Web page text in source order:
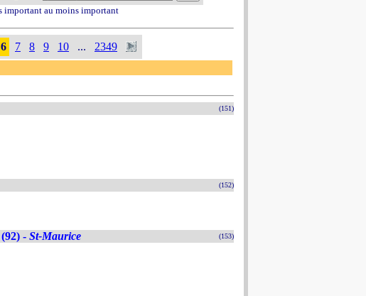
important au moins important
6 7 8 9 10 ... 2349
(151)
(152)
- St-Maurice (153)